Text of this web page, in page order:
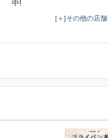
中!
[＋]その他の店舗